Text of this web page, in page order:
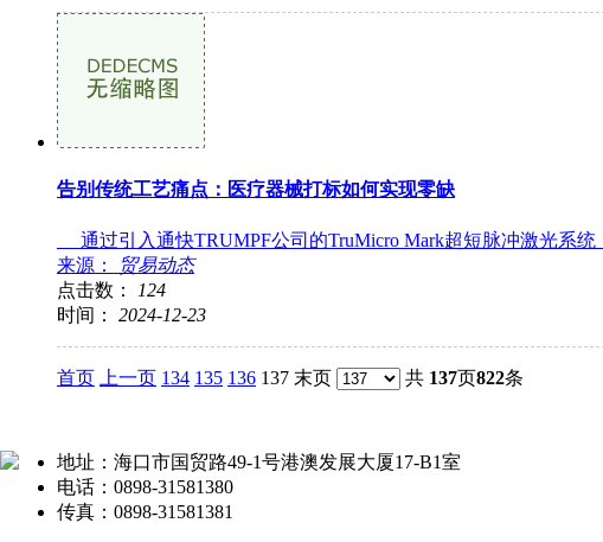
告别传统工艺痛点：医疗器械打标如何实现零缺
通过引入通快TRUMPF公司的TruMicro Mark超短脉冲激光系
来源：
贸易动态
点击数：
124
时间： 2024-12-23
首页 上一页 134 135 136 137 末页 共 137页822条
地址：海口市国贸路49-1号港澳发展大厦17-B1室
电话：0898-31581380
传真：0898-31581381